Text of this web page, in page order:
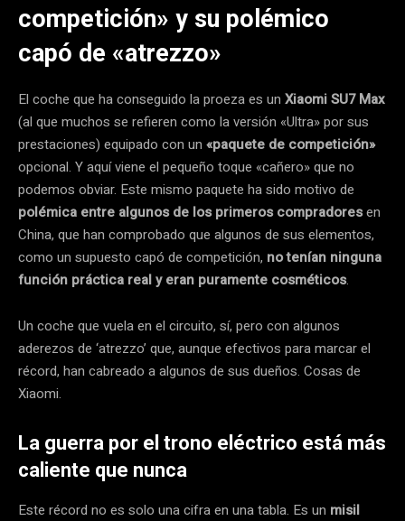
competición» y su polémico
capó de «atrezzo»
El coche que ha conseguido la proeza es un Xiaomi SU7 Max
(al que muchos se refieren como la versión «Ultra» por sus
prestaciones) equipado con un «paquete de competición»
opcional. Y aquí viene el pequeño toque «cañero» que no
podemos obviar. Este mismo paquete ha sido motivo de
polémica entre algunos de los primeros compradoresen
China, que han comprobado que algunos de sus elementos,
como un supuesto capó de competición, no tenían ninguna
función práctica real y eran puramente cosméticos.
Un coche que vuela en el circuito, sí, pero con algunos
aderezos de ‘atrezzo’ que, aunque efectivos para marcar el
récord, han cabreado a algunos de sus dueños. Cosas de
Xiaomi.
La guerra por el trono eléctrico está más
caliente que nunca
Este récord no es solo una cifra en una tabla. Es un misil